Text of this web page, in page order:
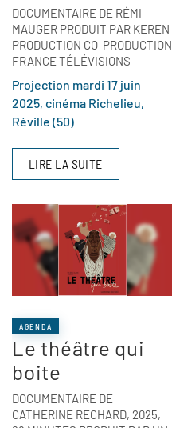
DOCUMENTAIRE DE RÉMI
MAUGER PRODUIT PAR KEREN
PRODUCTION CO-PRODUCTION
FRANCE TÉLÉVISIONS
Projection mardi 17 juin
2025, cinéma Richelieu,
Réville (50)
LIRE LA SUITE
AGENDA
Le théâtre qui
boite
DOCUMENTAIRE DE
CATHERINE RECHARD, 2025,